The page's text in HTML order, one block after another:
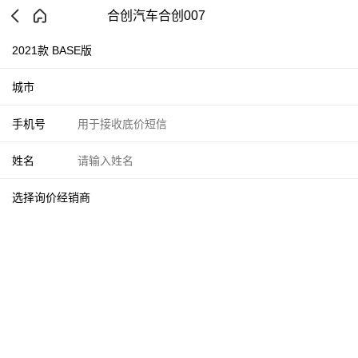
合创汽车合创007
2021款 BASE版
城市
手机号
姓名
选择询价经销商